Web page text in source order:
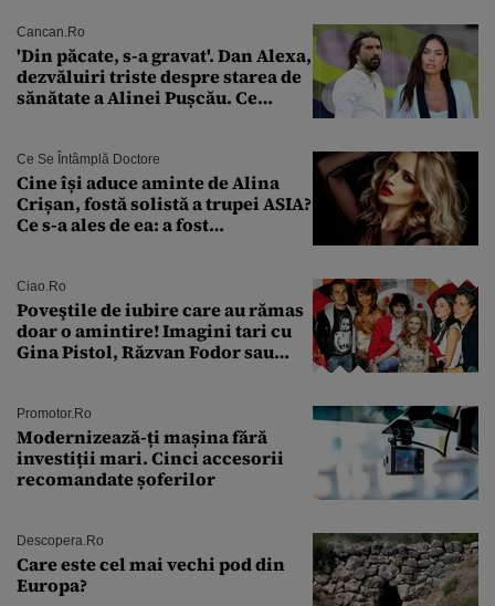
Cancan.ro
'Din păcate, s-a gravat'. Dan Alexa,
dezvăluiri triste despre starea de
sănătate a Alinei Pușcău. Ce
Ce Se Întâmplă Doctore
Cine își aduce aminte de Alina
Crișan, fostă solistă a trupei ASIA?
Ce s-a ales de ea: a fost
Ciao.ro
Poveştile de iubire care au rămas
doar o amintire! Imagini tari cu
Gina Pistol, Răzvan Fodor sau
Promotor.ro
Modernizează-ți mașina fără
investiții mari. Cinci accesorii
recomandate șoferilor
Descopera.ro
Care este cel mai vechi pod din
Europa?